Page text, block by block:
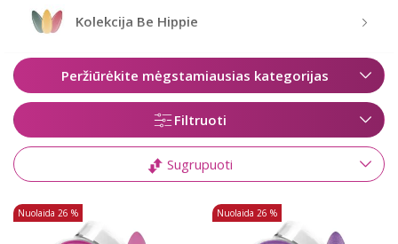
Kolekcija Be Hippie
Peržiūrėkite mėgstamiausias kategorijas
Filtruoti
Sugrupuoti
Nuolaida 26 % Nuolaida 26 %